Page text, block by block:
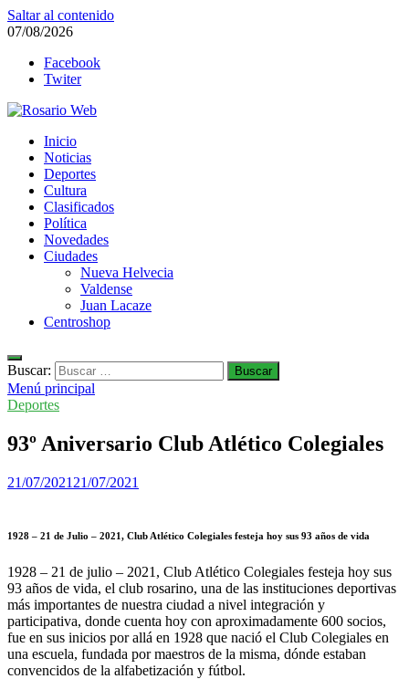
Saltar al contenido
07/08/2026
Facebook
Twiter
Rosario Web
Todas la noticias de Rosario y la zona
Inicio
Noticias
Deportes
Cultura
Clasificados
Política
Novedades
Ciudades
Nueva Helvecia
Valdense
Juan Lacaze
Centroshop
Buscar:
Menú principal
Deportes
93º Aniversario Club Atlético Colegiales
21/07/2021 21/07/2021
1928 – 21 de Julio – 2021, Club Atlético Colegiales festeja hoy sus 93 años de vida
1928 – 21 de julio – 2021, Club Atlético Colegiales festeja hoy sus
93 años de vida, el club rosarino, una de las instituciones deportivas
más importantes de nuestra ciudad a nivel integración y
participativa, donde cuenta hoy con aproximadamente 600 socios,
fue en sus inicios por allá en 1928 que nació el Club Colegiales en
una escuela, fundada por maestros de la misma, dónde estaban
convencidos de la alfabetización y fútbol.